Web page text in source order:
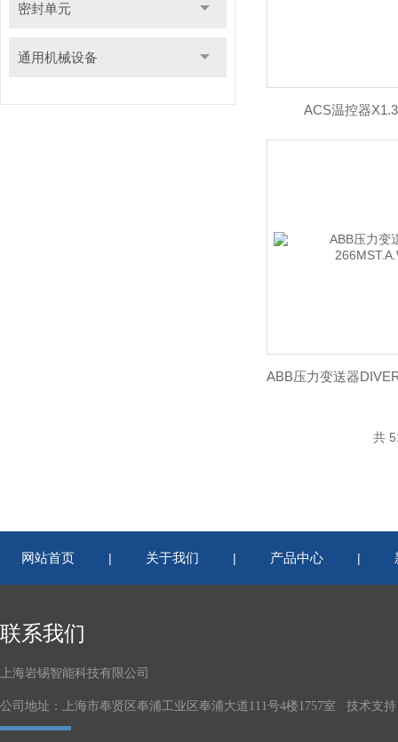
密封单元
通用机械设备
ACS温控器
共
网站首页 | 关于我们 | 产品中心 |
联系我们
上海岩锡智能科技有限公司
公司地址：上海市奉贤区奉浦工业区奉浦大道111号4楼1757室 技术支